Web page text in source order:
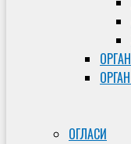
ОГЛАСИ